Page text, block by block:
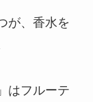
が、香水を
はフルーテ